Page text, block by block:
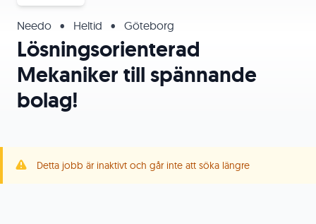
Needo • Heltid • Göteborg
Lösningsorienterad
Mekaniker till spännande
bolag!
Detta jobb är inaktivt och går inte att söka längre